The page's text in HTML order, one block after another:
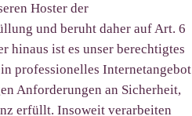
Hoster der
und beruht daher auf Art. 6
hinaus ist es unser berechtigtes
professionelles Internetangebot
Anforderungen an Sicherheit,
erfüllt. Insoweit verarbeiten